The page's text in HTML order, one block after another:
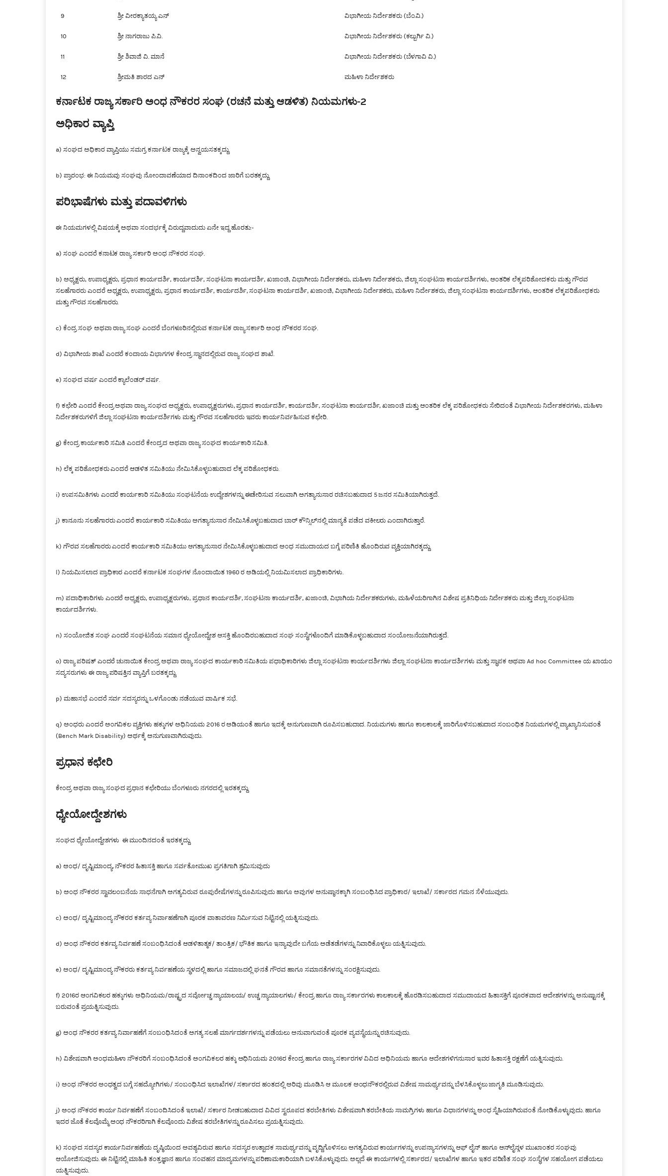
9 ಶ್ರೀ ವೀರಕ್ಯಾತಯ್ಯ ಎನ್ ವಿಭಾಗೀಯ ನಿರ್ದೇಶಕರು (ಬೆಂ.ವಿ.)
10 ಶ್ರೀ ನಾಗರಾಜು ಪಿ.ವಿ. ವಿಭಾಗೀಯ ನಿರ್ದೇಶಕರು (ಕಲ್ಬುರ್ಗಿ ವಿ.)
11 ಶ್ರೀ ಶಿವಾಜಿ ವಿ. ಮಾನೆ ವಿಭಾಗೀಯ ನಿರ್ದೇಶಕರು (ಬೆಳಗಾವಿ ವಿ.)
12 ಶ್ರೀಮತಿ ಶಾರದ ಎನ್ ಮಹಿಳಾ ನಿರ್ದೇಶಕರು
ಕರ್ನಾಟಕ ರಾಜ್ಯ ಸರ್ಕಾರಿ ಅಂಧ ನೌಕರರ ಸಂಘ (ರಚನೆ ಮತ್ತು ಆಡಳಿತ) ನಿಯಮಗಳು-2
ಅಧಿಕಾರ ವ್ಯಾಪ್ತಿ
a) ಸಂಘದ ಅಧಿಕಾರ ವ್ಯಾಪ್ತಿಯು ಸಮಗ್ರ ಕರ್ನಾಟಕ ರಾಜ್ಯಕ್ಕೆ ಅನ್ವಯಸತಕ್ಕದ್ದು.
b) ಪ್ರಾರಂಭ: ಈ ನಿಯಮವು ಸಂಘವು ನೋಂದಾವಣೆಯಾದ ದಿನಾಂಕದಿಂದ ಜಾರಿಗೆ ಬರತಕ್ಕದ್ದು.
ಪರಿಭಾಷೆಗಳು ಮತ್ತು ಪದಾವಳಿಗಳು
ಈ ನಿಯಮಗಳಲ್ಲಿ ವಿಷಯಕ್ಕೆ ಅಥವಾ ಸಂದರ್ಭಕ್ಕೆ ವಿರುದ್ದವಾದುದು ಏನೇ ಇದ್ದ ಹೊರತು:-
a) ಸಂಘ ಎಂದರೆ ಕನಾಟಕ ರಾಜ್ಯ ಸರ್ಕಾರಿ ಅಂಧ ನೌಕರರ ಸಂಘ.
b) ಅಧ್ಯಕ್ಷರು, ಉಪಾಧ್ಯಕ್ಷರು, ಪ್ರಧಾನ ಕಾರ್ಯದರ್ಶಿ, ಕಾರ್ಯದರ್ಶಿ, ಸಂಘಟನಾ ಕಾರ್ಯದರ್ಶಿ, ಖಜಾಂಚಿ, ವಿಭಾಗೀಯ ನಿರ್ದೇಶಕರು, ಮಹಿಳಾ ನಿರ್ದೇಶಕರು, ಜಿಲ್ಲಾ ಸಂಘಟನಾ ಕಾರ್ಯದರ್ಶಿಗಳು, ಆಂತರಿಕ ಲೆಕ್ಕಪರಿಶೋದಕರು ಮತ್ತು ಗೌರವ
ಸಲಹೆಗಾರರು ಎಂದರೆ ಅಧ್ಯಕ್ಷರು, ಉಪಾಧ್ಯಕ್ಷರು, ಪ್ರಧಾನ ಕಾರ್ಯದರ್ಶಿ, ಕಾರ್ಯದರ್ಶಿ, ಸಂಘಟನಾ ಕಾರ್ಯದರ್ಶಿ, ಖಜಾಂಚಿ, ವಿಭಾಗೀಯ ನಿರ್ದೇಶಕರು, ಮಹಿಳಾ ನಿರ್ದೇಶಕರು, ಜಿಲ್ಲಾ ಸಂಘಟನಾ ಕಾರ್ಯದರ್ಶಿಗಳು, ಆಂತರಿಕ ಲೆಕ್ಕಪರಿಶೋಧಕರು
ಮತ್ತು ಗೌರವ ಸಲಹೆಗಾರರು.
c) ಕೆಂದ್ರ ಸಂಘ ಅಥವಾ ರಾಜ್ಯ ಸಂಘ ಎಂದರೆ ಬೆಂಗಳೂರಿನಲ್ಲಿರುವ ಕರ್ನಾಟಕ ರಾಜ್ಯ ಸರ್ಕಾರಿ ಅಂಧ ನೌಕರರ ಸಂಘ.
d) ವಿಭಾಗೀಯ ಶಾಖೆ ಎಂದರೆ ಕಂದಾಯ ವಿಭಾಗಗಳ ಕೇಂದ್ರ ಸ್ಥಾನದಲ್ಲಿರುವ ರಾಜ್ಯ ಸಂಘದ ಶಾಖೆ.
e) ಸಂಘದ ವರ್ಷ ಎಂದರೆ ಕ್ಯಾಲೆಂಡರ್ ವರ್ಷ.
‌f) ಕಛೇರಿ ಎಂದರೆ ಕೇಂದ್ರ ಅಥವಾ ರಾಜ್ಯ ಸಂಘದ ಅಧ್ಯಕ್ಷರು, ಉಪಾಧ್ಯಕ್ಷರುಗಳು, ಪ್ರಧಾನ ಕಾರ್ಯದರ್ಶಿ, ಕಾರ್ಯದರ್ಶಿ, ಸಂಘಟನಾ ಕಾರ್ಯದರ್ಶಿ, ಖಜಾಂಚಿ ಮತ್ತು ಆಂತರಿಕ ಲೆಕ್ಕ ಪರಿಶೋಧಕರು ಸೇರಿದಂತೆ ವಿಭಾಗೀಯ ನಿರ್ದೇಶಕರಗಳು, ಮಹಿಳಾ
ನಿರ್ದೇಶಕರುಗಳಿಗೆ ಜಿಲ್ಲಾ ಸಂಘಟನಾ ಕಾರ್ಯದರ್ಶಿಗಳು ಮತ್ತು ಗೌರವ ಸಲಹೆಗಾರರು ಇವರು ಕಾರ್ಯನಿರ್ವಹಿಸುವ ಕಛೇರಿ.
g) ಕೇಂದ್ರ ಕಾರ್ಯಕಾರಿ ಸಮಿತಿ ಎಂದರೆ ಕೇಂದ್ರದ ಅಥವಾ ರಾಜ್ಯ ಸಂಘದ ಕಾರ್ಯಕಾರಿ ಸಮಿತಿ.
h) ಲೆಕ್ಕ ಪರಿಶೋಧಕರು ಎಂದರೆ ಆಡಳಿತ ಸಮಿತಿಯು ನೇಮಿಸಿಕೊಳ್ಳಬಹುದಾದ ಲೆಕ್ಕ ಪರಿಶೋಧಕರು.
i) ಉಪಸಮಿತಿಗಳು ಎಂದರೆ ಕಾರ್ಯಕಾರಿ ಸಮಿತಿಯು ಸಂಘಟನೆಯ ಉದ್ದೇಶಗಳನ್ನು ಈಡೇರಿಸುವ ಸಲುವಾಗಿ ಅಗತ್ಯಾನುಸಾರ ರಚಿಸಬಹುದಾದ 5 ಜನರ ಸಮಿತಿಯಾಗಿರುತ್ತದೆ.
j) ಕಾನೂನು ಸಲಹೆಗಾರರು ಎಂದರೆ ಕಾರ್ಯಕಾರಿ ಸಮಿತಿಯು ಅಗತ್ಯಾನುಸಾರ ನೇಮಿಸಿಕೊಳ್ಳಬಹುದಾದ ಬಾರ್ ಕೌನ್ಸಿಲ್‍ನಲ್ಲಿ ಮಾನ್ಯತೆ ಪಡೆದ ವಕೀಲರು ಎಂದಾಗಿರುತ್ತಾರೆ.
k) ಗೌರವ ಸಲಹೆಗಾರರು ಎಂದರೆ ಕಾರ್ಯಕಾರಿ ಸಮಿತಿಯು ಆಗತ್ಯಾನುಸಾರ ನೇಮಿಸಿಕೊಳ್ಳಬಹುದಾದ ಅಂಧ ಸಮುದಾಯದ ಬಗ್ಗೆ ಪರಿಣಿತಿ ಹೊಂದಿರುವ ವ್ಯಕ್ತಿಯಾಗಿರತ್ಕದ್ದು.
l) ನಿಯಮಿಸಲಾದ ಪ್ರಾಧಿಕಾರ ಎಂದರೆ ಕರ್ನಾಟಕ ಸಂಘಗಳ ನೊಂದಾಯಿತ 1960 ರ ಅಡಿಯಲ್ಲಿ ನಿಯಮಿಸಲಾದ ಪ್ರಾಧಿಕಾರಿಗಳು.
m) ಪದಾಧಿಕಾರಿಗಳು ಎಂದರೆ ಅಧ್ಯಕ್ಷರು, ಉಪಾಧ್ಯಕ್ಷರುಗಳು, ಪ್ರಧಾನ ಕಾರ್ಯದರ್ಶಿ, ಸಂಘಟನಾ ಕಾರ್ಯದರ್ಶಿ, ಖಜಾಂಚಿ, ವಿಭಾಗಿಯ ನಿರ್ದೇಶಕರುಗಳು, ಮಹಿಳೆಯರಿಗಾಗಿನ ವಿಶೇಷ ಪ್ರತಿನಿಧಿಯ ನಿರ್ದೇಶಕರು ಮತ್ತು ಜಿಲ್ಲಾ ಸಂಘಟನಾ
ಕಾರ್ಯದರ್ಶಿಗಳು.
n) ಸಂಯೋಜಿತ ಸಂಘ ಎಂದರೆ ಸಂಘಟನೆಯ ಸಮಾನ ಧ್ಯೇಯೋದ್ದೇಶ ಆಸಕ್ತಿ ಹೊಂದಿರಬಹುದಾದ ಸಂಘ ಸಂಸ್ಥೆಗಳೊಂದಿಗೆ ಮಾಡಿಕೊಳ್ಳಬಹುದಾದ ಸಂಯೋಜನೆಯಾಗಿರುತ್ತದೆ.
o) ರಾಜ್ಯ ಪರಿಷತ್ ಎಂದರೆ ಚುನಾಯಿತ ಕೇಂದ್ರ ಅಥವಾ ರಾಜ್ಯ ಸಂಘದ ಕಾರ್ಯಕಾರಿ ಸಮಿತಿಯ ಪಧಾಧಿಕಾರಿಗಳು ಜಿಲ್ಲಾ ಸಂಘಟನಾ ಕಾರ್ಯದರ್ಶಿಗಳು ಜಿಲ್ಲಾ ಸಂಘಟನಾ ಕಾರ್ಯದರ್ಶಿಗಳು ಮತ್ತು ಸ್ಥಾಪಕ ಅಥವಾ Ad hoc Committee ಯ ಖಾಯಂ
ಸದ್ಯಸರುಗಳು ಈ ರಾಜ್ಯ ಪರಿಷತ್ತಿನ ವ್ಯಾಪ್ತಿಗೆ ಬರತಕ್ಕದ್ದು.
p) ಮಹಾಸಭೆ ಎಂದರೆ ಸರ್ವ ಸದಸ್ಯರನ್ನು ಒಳಗೊಂಡು ನಡೆಯುವ ವಾರ್ಷಿಕ ಸಭೆ.
q) ಅಂಧರು ಎಂದರೆ ಅಂಗವಿಕಲ ವ್ಯಕ್ತಿಗಳು ಹಕ್ಕುಗಳ ಅಧಿನಿಯಮ 2016 ರ ಅಡಿಯಂತೆ ಹಾಗೂ ಇದಕ್ಕೆ ಅನುಗುಣವಾಗಿ ರೂಪಿಸಬಹುದಾದ. ನಿಯಮಗಳು ಹಾಗೂ ಕಾಲಕಾಲಕ್ಕೆ ಜಾರಿಗೊಳಿಸಬಹುದಾದ ಸಂಬಂಧಿತ ನಿಯಮಗಳಲ್ಲಿ ವ್ಯಾಖ್ಯಾನಿಸುವಂತೆ
(Bench Mark Disability) ಅರ್ಥಕ್ಕೆ ಅನುಗುಣವಾಗಿರುವುದು.
ಪ್ರಧಾನ ಕಛೇರಿ
ಕೇಂದ್ರ ಅಥವಾ ರಾಜ್ಯ ಸಂಘದ ಪ್ರಧಾನ ಕಛೇರಿಯು ಬೆಂಗಳೂರು ನಗರದಲ್ಲಿ ಇರತಕ್ಕದ್ದು.
ಧ್ಯೇಯೋದ್ದೇಶಗಳು
ಸಂಘದ ಧ್ಯೇಯೋದ್ದೇಶಗಳು ಈ ಮುಂದಿನದಂತೆ ಇರತಕ್ಕದ್ದು.
a) ಅಂಧ/ ದೃಷ್ಟಿಮಾಂದ್ಯ, ನೌಕರರ ಹಿತಾಸಕ್ತಿ ಹಾಗೂ ಸರ್ವತೋಮುಖ ಪ್ರಗತಿಗಾಗಿ ಶ್ರಮಿಸುವುದು
b) ಅಂಧ ನೌಕರರ ಸ್ವಾವಲಂಬನೆಯ ಸಾಧನೆಗಾಗಿ ಅಗತ್ಯವಿರುವ ರೂಪುರೇಷೆಗಳನ್ನು ರೂಪಿಸುವುದು ಹಾಗೂ ಅವುಗಳ ಅನುಷ್ಠಾನಕ್ಕಾಗಿ ಸಂಬಂಧಿಸಿದ ಪ್ರಾಧಿಕಾರ/ ಇಲಾಖೆ/ ಸರ್ಕಾರದ ಗಮನ ಸೆಳೆಯುವುದು.
c) ಅಂಧ/ ದೃಷ್ಟಿಮಾಂದ್ಯ ನೌಕರರ ಕರ್ತವ್ಯ ನಿರ್ವಾಹಣೆಗಾಗಿ ಪೂರಕ ವಾತಾವರಣ ನಿರ್ಮಿಸುವ ನಿಟ್ಟಿನಲ್ಲಿ ಯತ್ನಿಸುವುದು.
d) ಅಂಧ ನೌಕರರ ಕರ್ತವ್ಯ ನಿರ್ವಹಣೆ ಸಂಬಂಧಿಸಿದಂತೆ ಆಡಳಿತಾತ್ಮಕ/ ತಾಂತ್ರಿಕ/ ಭೌತಿಕ ಹಾಗೂ ಇನ್ಯಾವುದೇ ಬಗೆಯ ಅಡೆತಡೆಗಳನ್ನು ನಿವಾರಿಕೊಳ್ಳಲು ಯತ್ನಿಸುವುದು.
e) ಅಂಧ/ ದೃಷ್ಟಿಮಾಂದ್ಯ ನೌಕರರು ಕರ್ತವ್ಯ ನಿರ್ವಹಣೆಯ ಸ್ಥಳದಲ್ಲಿ ಹಾಗೂ ಸಮಾಜದಲ್ಲಿ ಘನತೆ ಗೌರವ ಹಾಗೂ ಸಮಾನತೆಗಳನ್ನು ಸಂರಕ್ಷಿಸುವುದು.
f) 2016ರ ಆಂಗವಿಕಲರ ಹಕ್ಕುಗಳು ಅಧಿನಿಯಮ/ರಾಷ್ಟ್ರದ ಸರ್ವೋಚ್ಚ ನ್ಯಾಯಾಲಯ/ ಉಚ್ಚ ನ್ಯಾಯಾಲಗಳು/ ಕೇಂದ್ರ ಹಾಗೂ ರಾಜ್ಯ ಸರ್ಕಾರಗಳು ಕಾಲಕಾಲಕ್ಕೆ ಹೊರಡಿಸಬಹುದಾದ ಸಮುದಾಯದ ಹಿತಾಸಕ್ತಿಗೆ ಪೂರಕವಾದ ಆದೇಶಗಳನ್ನು ಅನುಷ್ಟಾನಕ್ಕೆ
ಬರುವಂತೆ ಪ್ರಯತ್ನಿಸುವುದು.
g) ಅಂಧ ನೌಕರರ ಕರ್ತವ್ಯ ನಿರ್ವಾಹಣೆಗೆ ಸಂಬಂಧಿಸಿದಂತೆ ಅಗತ್ಯ ಸಲಹೆ ಮಾರ್ಗದರ್ಶಗಳನ್ನು ಪಡೆಯಲು ಅನುವಾಗುವಂತೆ ಪೂರಕ ವ್ಯವಸ್ಥೆಯನ್ನು ರಚಿಸುವುದು.
h) ವಿಶೇಷವಾಗಿ ಅಂಧಮಹಿಳಾ ನೌಕರರಿಗೆ ಸಂಬಂಧಿಸಿದಂತೆ ಅಂಗವಿಕಲರ ಹಕ್ಕು ಅಧಿನಿಯಮ 2016ರ ಕೇಂದ್ರ ಹಾಗೂ ರಾಜ್ಯ ಸರ್ಕಾರಗಳ ವಿವಿದ ಅಧಿನಿಯಮ ಹಾಗೂ ಆದೇಶಗಳಿಗನುಸಾರ ಇವರ ಹಿತಾಸಕ್ತಿ ರಕ್ಷಣೆಗೆ ಯತ್ನಿಸುವುದು.
i) ಅಂಧ ನೌಕರರ ಅಂಧತ್ವದ ಬಗ್ಗೆ ಸಹದ್ಯೋಗಿಗಳು/ ಸಂಬಂಧಿಸಿದ ಇಲಾಖೆಗಳ/ ಸರ್ಕಾರದ ಹಂತದಲ್ಲಿ ಅರಿವು ಮೂಡಿಸಿ ಆ ಮೂಲಕ ಅಂಧನೌಕರಲ್ಲಿರುವ ವಿಶೇಷ ಸಾಮರ್ಥ್ಯವನ್ನು ಬೆಳಸಿಕೊಳ್ಳಲು ಜಾಗೃತಿ ಮೂಡಿಸುವುದು.
j) ಅಂಧ ನೌಕರರ ಕಾರ್ಯ ನಿರ್ವಹಣೆಗೆ ಸಂಬಂದಿಸಿದಂತೆ ಇಲಾಖೆ/ ಸರ್ಕಾರ ನೀಡಬಹುದಾದ ವಿವಿದ ಸ್ವರೂಪದ ತರಬೇತಿಗಳು ವಿಶೇಷವಾಗಿ ತರಬೇತಿಯ ಸಾಮಗ್ರಿಗಳು ಹಾಗೂ ವಿಧಾನಗಳನ್ನು ಅಂಧ ಸ್ನೆಹಿಯಾಗಿರುವಂತೆ ನೋಡಿಕೊಳ್ಳುವುದು. ಹಾಗೂ
ಇದರ ಜೊತೆ ಕೆಲವೊಮ್ಮೆ ಅಂಧ ನೌಕರರಿಗಾಗಿ ಕೆಲವೊಂದು ವಿಶೇಷ ತರಬೇತಿಗಳನ್ನು ರೂಪಿಸಲು ಪ್ರಯತ್ನಿಸುವುದು.
k) ಸಂಘದ ಸದಸ್ಯರ ಕಾರ್ಯನಿರ್ವಹಣೆಯ ದೃಷ್ಠಿಯಿಂದ ಅವಶ್ಯವಿರುವ ಹಾಗೂ ಸದಸ್ಯರ ಉತ್ಪಾದಕ ಸಾಮರ್ಥ್ಯವನ್ನು ವೃದ್ದಿಗೊಳಿಸಲು ಅಗತ್ಯವಿರುವ ಕಾರ್ಯಗಳನ್ನು ಉಪನ್ಯಾಸಗಳನ್ನು ಆಫ್ ಲೈನ್ ಹಾಗೂ ಆನ್‍ಲೈನ್ಗಳ ಮುಖಾಂತರ ಸಂಘವು
ಆಯೋಜಿಸುವುದು. ಈ ನಿಟ್ಟಿನಲ್ಲಿ ಮಾಹಿತಿ ತಂತ್ರಜ್ಞಾನ ಹಾಗೂ ಸಂವಹನ ಮಾದ್ಯಮಗಳನ್ನು ಪರಿಣಾಮಕಾರಿಯಾಗಿ ಬಳಸಿಕೊಳ್ಳುವುದು. ಅಲ್ಲದೆ ಈ ಕಾರ್ಯಗಳಲ್ಲಿ ಸರ್ಕಾರದ/ ಇಲಾಖೆಗಳ ಹಾಗೂ ಇತರ ಪರಿಣಿತ ಸಂಘ ಸಂಸ್ಥೆಗಳ ಸಹಯೋಗ ಪಡೆಯಲು
ಯತ್ನಿಸುವುದು.